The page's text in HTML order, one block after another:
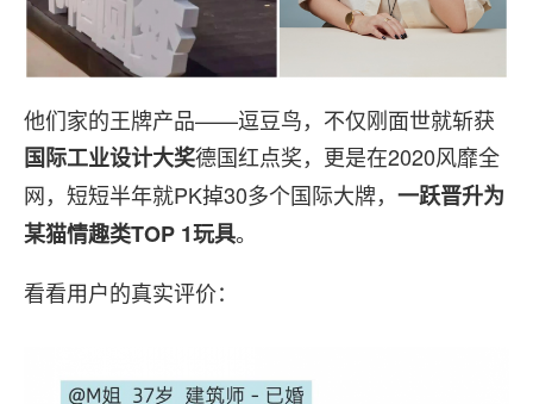
他们家的王牌产品——逗豆鸟，不仅刚面世就斩获
国际工业设计大奖德国红点奖，更是在2020风靡全
网，短短半年就PK掉30多个国际大牌， 一跃晋升为
某猫情趣类TOP 1玩具。
看看用户的真实评价：